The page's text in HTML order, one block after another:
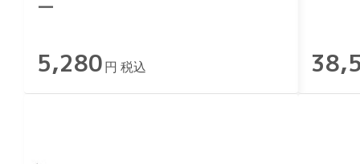
ー
5,280 円 税込